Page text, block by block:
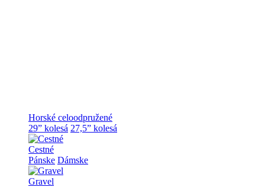
Horské celoodpružené
29” kolesá 27,5” kolesá
Cestné
Pánske Dámske
Gravel